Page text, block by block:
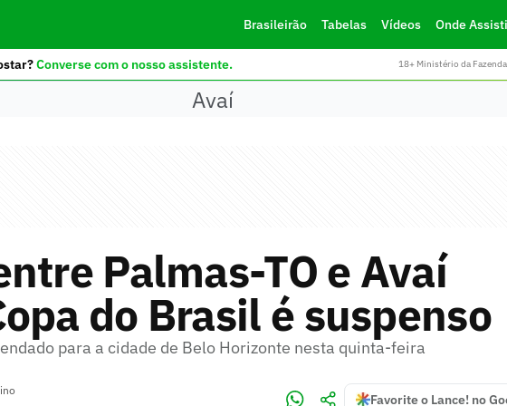
Brasileirão Tabelas Vídeos Onde
Converse com o nosso assistente. 18+ Ministério da
Avaí
Palmas-TO e Avaí
do Brasil é suspenso
para a cidade de Belo Horizonte nesta quinta-feira
Favorite o Lance! no